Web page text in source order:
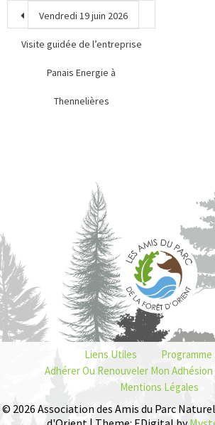
Vendredi 19 juin 2026
Visite guidée de l’entreprise
Panais Energie à
Thennelières
Liens Utiles
Programme
Adhérer Ou Renouveler Mon Adhésion
Mentions Légales
© 2026 Association des Amis du Parc